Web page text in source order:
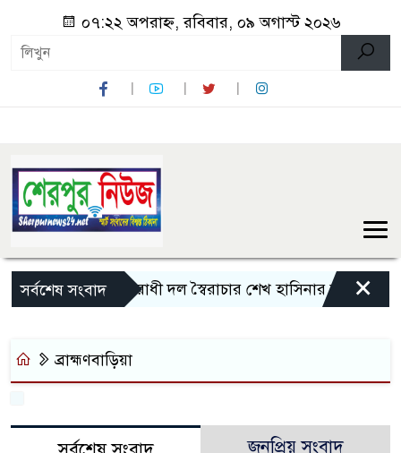
০৭:২২ অপরাহ্ন, রবিবার, ০৯ অগাস্ট ২০২৬
সর্বশেষ সংবাদবিরোধী দল স্বৈরাচার শেখ হাসিনার ভাষায়
×
ব্রাহ্মণবাড়িয়া
জনপ্রিয় সংবাদ